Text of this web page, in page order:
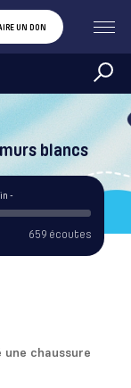
UN DON
blancs
-
659 écoutes
une chaussure